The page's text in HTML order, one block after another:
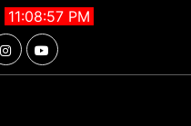
11:08:57 PM